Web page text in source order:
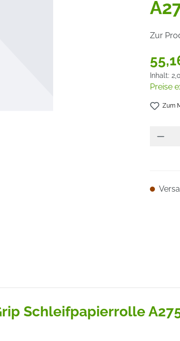
Zur
Inhalt:
Preise
Zum
Schleifpapierrolle